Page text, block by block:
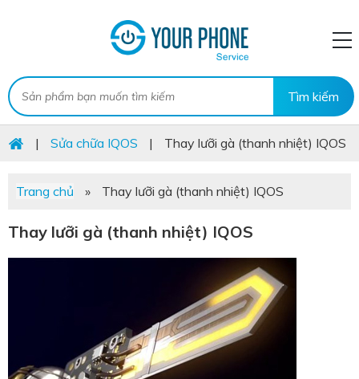
| Sửa chữa IQOS | Thay lưỡi gà (thanh nhiệt) IQOS
Trang chủ » Thay lưỡi gà (thanh nhiệt) IQOS
Thay lưỡi gà (thanh nhiệt) IQOS